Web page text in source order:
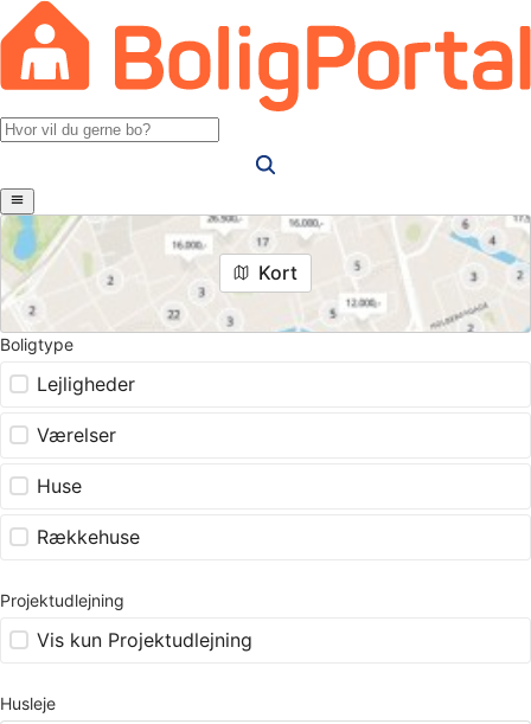
Kort
Boligtype
Lejligheder
Værelser
Huse
Rækkehuse
Projektudlejning
Vis kun Projektudlejning
Husleje